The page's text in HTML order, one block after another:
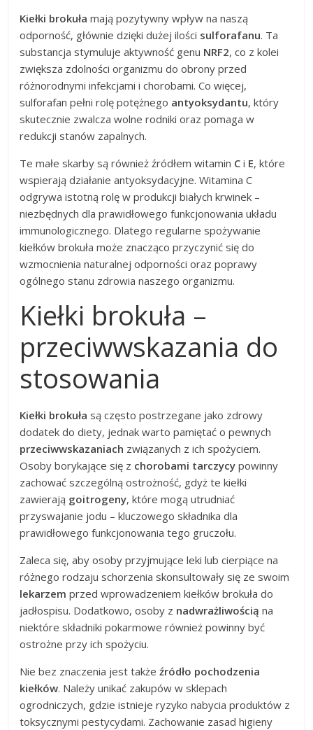
Kiełki brokuła mają pozytywny wpływ na naszą
odporność, głównie dzięki dużej ilości sulforafanu. Ta
substancja stymuluje aktywność genu NRF2, co z kolei
zwiększa zdolności organizmu do obrony przed
różnorodnymi infekcjami i chorobami. Co więcej,
sulforafan pełni rolę potężnego antyoksydantu, który
skutecznie zwalcza wolne rodniki oraz pomaga w
redukcji stanów zapalnych.
Te małe skarby są również źródłem witamin C i E, które
wspierają działanie antyoksydacyjne. Witamina C
odgrywa istotną rolę w produkcji białych krwinek –
niezbędnych dla prawidłowego funkcjonowania układu
immunologicznego. Dlatego regularne spożywanie
kiełków brokuła może znacząco przyczynić się do
wzmocnienia naturalnej odporności oraz poprawy
ogólnego stanu zdrowia naszego organizmu.
Kiełki brokuła –
przeciwwskazania do
stosowania
Kiełki brokuła są często postrzegane jako zdrowy
dodatek do diety, jednak warto pamiętać o pewnych
przeciwwskazaniach związanych z ich spożyciem.
Osoby borykające się z chorobami tarczycy powinny
zachować szczególną ostrożność, gdyż te kiełki
zawierają goitrogeny, które mogą utrudniać
przyswajanie jodu – kluczowego składnika dla
prawidłowego funkcjonowania tego gruczołu.
Zaleca się, aby osoby przyjmujące leki lub cierpiące na
różnego rodzaju schorzenia skonsultowały się ze swoim
lekarzem przed wprowadzeniem kiełków brokuła do
jadłospisu. Dodatkowo, osoby z nadwrażliwością na
niektóre składniki pokarmowe również powinny być
ostrożne przy ich spożyciu.
Nie bez znaczenia jest takżeźródło pochodzenia
kiełków. Należy unikać zakupów w sklepach
ogrodniczych, gdzie istnieje ryzyko nabycia produktów z
toksycznymi pestycydami. Zachowanie zasad higieny